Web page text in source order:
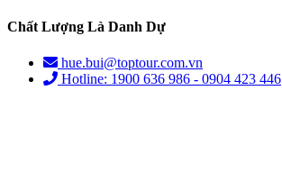
Chất Lượng Là Danh Dự
hue.bui@toptour.com.vn
Hotline: 1900 636 986 - 0904 423 446